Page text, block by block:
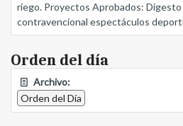
riego. Proyectos Aprobados: Digesto
contravencional espectáculos
Orden del día
Archivo:
Orden del Día